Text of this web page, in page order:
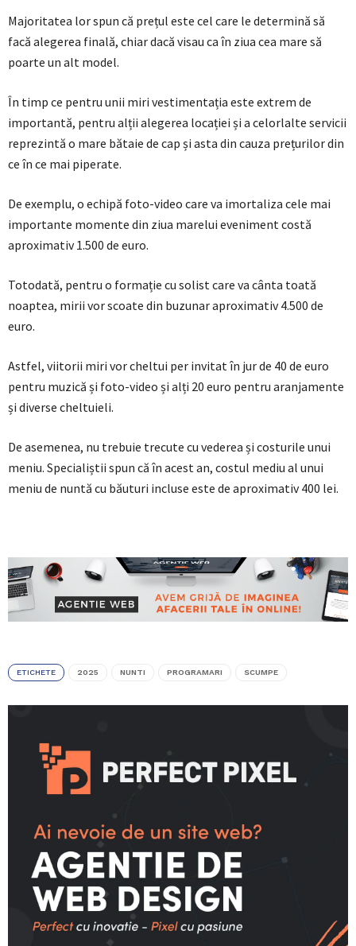
Majoritatea lor spun că prețul este cel care le determină să
facă alegerea finală, chiar dacă visau ca în ziua cea mare să
poarte un alt model.
În timp ce pentru unii miri vestimentația este extrem de
importantă, pentru alții alegerea locației și a celorlalte servicii
reprezintă o mare bătaie de cap și asta din cauza prețurilor din
ce în ce mai piperate.
De exemplu, o echipă foto-video care va imortaliza cele mai
importante momente din ziua marelui eveniment costă
aproximativ 1.500 de euro.
Totodată, pentru o formație cu solist care va cânta toată
noaptea, mirii vor scoate din buzunar aproximativ 4.500 de
euro.
Astfel, viitorii miri vor cheltui per invitat în jur de 40 de euro
pentru muzică și foto-video și alți 20 euro pentru aranjamente
și diverse cheltuieli.
De asemenea, nu trebuie trecute cu vederea și costurile unui
meniu. Specialiștii spun că în acest an, costul mediu al unui
meniu de nuntă cu băuturi incluse este de aproximativ 400 lei.
ETICHETE 2025 NUNTI PROGRAMARI SCUMPE